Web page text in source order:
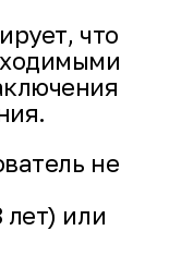
что
не
или